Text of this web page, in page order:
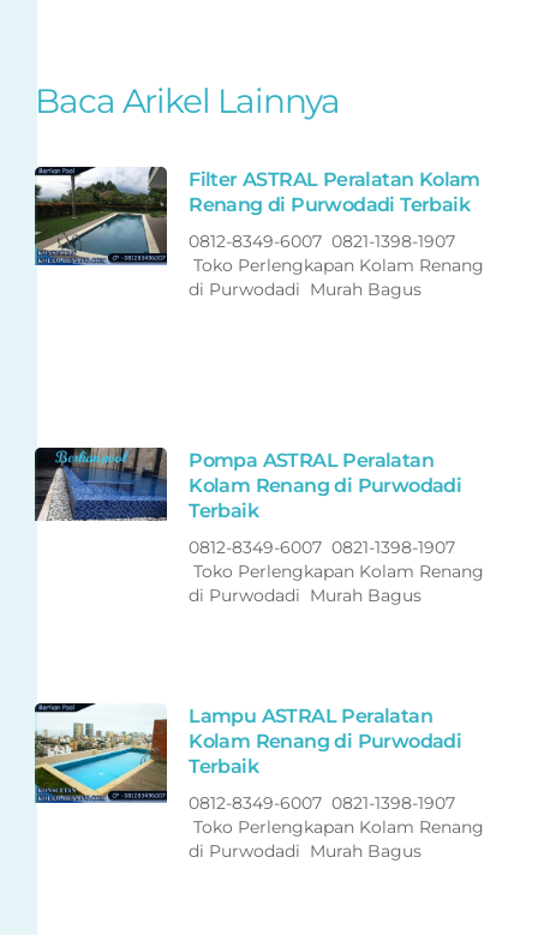
Baca Arikel Lainnya
Filter ASTRAL Peralatan Kolam
Renang di Purwodadi Terbaik
0812-8349-6007 0821-1398-1907
Toko Perlengkapan Kolam Renang
di Purwodadi Murah Bagus
Pompa ASTRAL Peralatan
Kolam Renang di Purwodadi
Terbaik
0812-8349-6007 0821-1398-1907
Toko Perlengkapan Kolam Renang
di Purwodadi Murah Bagus
Lampu ASTRAL Peralatan
Kolam Renang di Purwodadi
Terbaik
0812-8349-6007 0821-1398-1907
Toko Perlengkapan Kolam Renang
di Purwodadi Murah Bagus